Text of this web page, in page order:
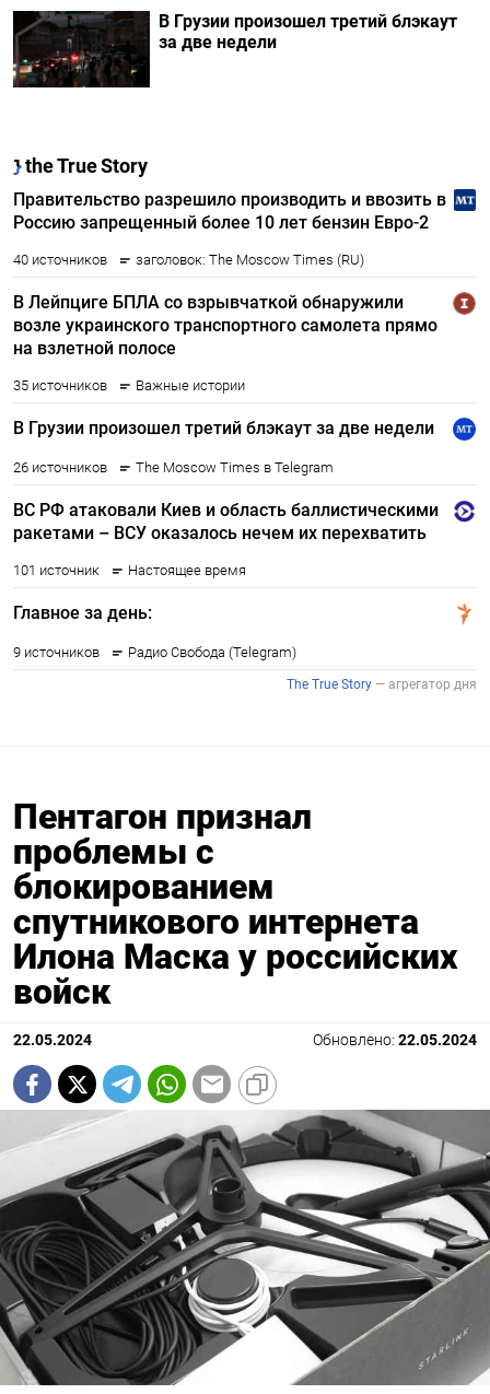
В Грузии произошел третий блэкаут
за две недели
Пентагон признал
проблемы с
блокированием
спутникового интернета
Илона Маска у российских
войск
22.05.2024 Обновлено: 22.05.2024